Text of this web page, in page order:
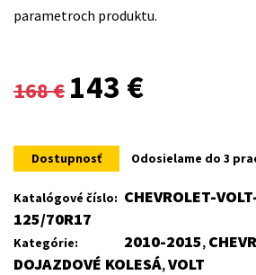
parametroch produktu.
168€
Original
was:
168 €.
143 €
is:
143 €.
Dostupnosť Odosielame do 3
Katalógové číslo: CHEVROLET-
125/70R17
Kategórie: 2010-2015,
DOJAZDOVÉ KOLESÁ,VOLT